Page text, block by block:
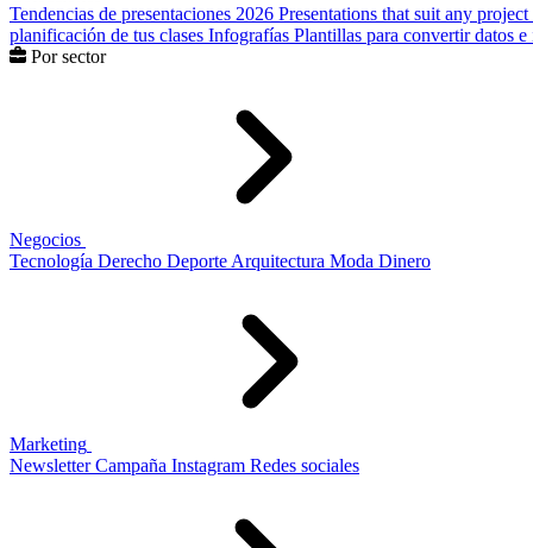
Tendencias de presentaciones 2026 Presentations that suit any project
planificación de tus clases Infografías Plantillas para convertir datos
Por sector
Negocios
Tecnología Derecho Deporte Arquitectura Moda Dinero
Marketing
Newsletter Campaña Instagram Redes sociales